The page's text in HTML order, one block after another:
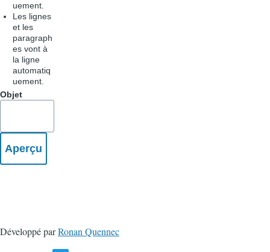
uement.
Les lignes
et les
paragraph
es vont à
la ligne
automatiq
uement.
Objet
Développé parRonan Quennec